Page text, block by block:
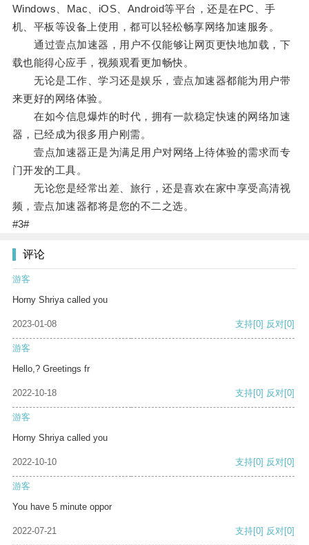
Windows、Mac、iOS、Android等平台，还是在PC、手
机、平板等设备上使用，都可以轻松畅享网络加速服务。
通过壹点加速器，用户不仅能够让网页更快地加载，下
载也能得心应手，视频观看更加畅快。
无论是工作、学习还是娱乐，壹点加速器都能为用户带
来更好的网络体验。
在如今信息爆炸的时代，拥有一款稳定快速的网络加速
器，已经成为很多用户刚需。
壹点加速器正是为满足用户对网络上待体验的需求而专
门开发的工具。
无论您是经常出差、旅行，还是喜欢在家中享受高清视
频，壹点加速器都将是您的不二之选。
#3#
评论
游客
Horny Shriya called you
2023-01-08 支持[0] 反对[0]
游客
Hello,? Greetings fr
2022-10-18 支持[0] 反对[0]
游客
Horny Shriya called you
2022-10-10 支持[0] 反对[0]
游客
You have 5 minute oppor
2022-07-21 支持[0] 反对[0]